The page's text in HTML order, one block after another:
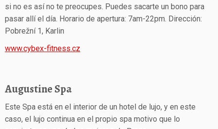
si no es así no te preocupes. Puedes sacarte un bono para
pasar allí el día. Horario de apertura: 7am-22pm. Dirección:
Pobrežní 1, Karlin
www.cybex-fitness.cz
Augustine Spa
Este Spa está en el interior de un hotel de lujo, y en este
caso, el lujo continua en el propio spa motivo que lo